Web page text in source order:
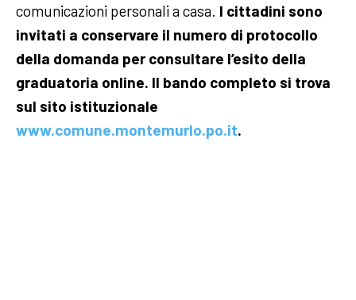
comunicazioni personali a casa. I cittadini sono
invitati a conservare il numero di protocollo
della domanda per consultare l’esito della
graduatoria online. Il bando completo si trova
sul sito istituzionale
www.comune.montemurlo.po.it.